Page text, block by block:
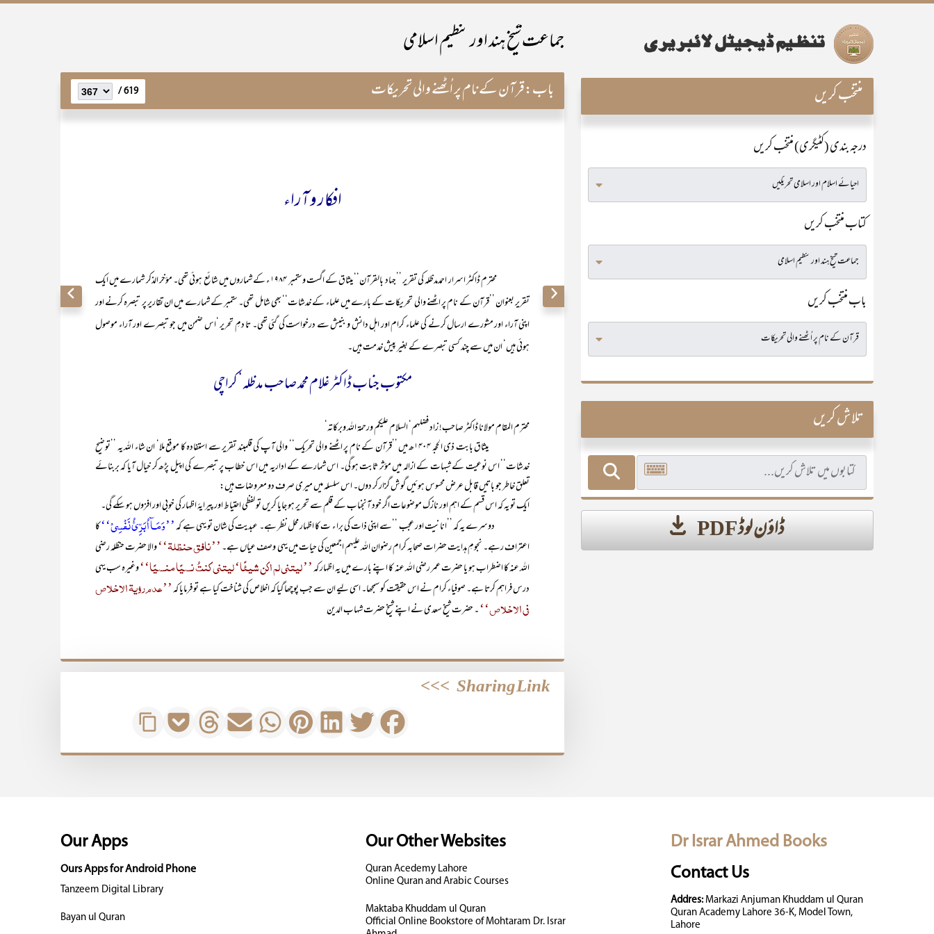
جماعت شیخ ہند اور تنظیم اسلامی
باب:قرآن کے نام پر اُٹھنے والی تحریکات 619 /
افکار و آراء
محترم ڈاکٹر اسرار احمدمدظلہ کی تقریر ’’جہاد بالقرآن‘‘ میثاق کے اگست وستمبر ۱۹۸۴ ء کے شماروں میں شائع ہوئی تھی۔ مؤخر الذکر شمارے میں ایک
تقریر بعنوان ’’قرآن کے نام پر اٹھنے والی تحریکات کے بارے میں علماء کے خدشات‘‘ بھی شامل تھی۔ ستمبر کے شمارے میں ان تقاریر پر تبصرہ کرنے اور
اپنی آراء اور مشورے ارسال کرنے کی علماء کرام اور اہل دانش و بنیش سے درخواست کی گئی تھی۔ تا دمِ تحریر ‘اس ضمن میں جو تبصرے اور آراء موصول
ہوئی ہیں‘ ان میں سے چند کسی تبصرے کے بغیر پیش خدمت ہیں۔
مکتوب جناب ڈاکٹر غلام محمد صاحب مدظلہ‘ کراچی
محترم المقام مولانا ڈاکٹر صاحب! زاد فضلہم‘ السلام علیکم ورحمۃ اللہ وبرکاتہ‘
میثاق بابت ذی الحجہ ۱۴۰۴ھ میں ’’قرآن کے نام پر اٹھنے والی تحریک‘‘ والی آپ کی قلمبند تقریر سے استفادہ کا موقع ملا‘ ان شاء اللہ یہ ’’توضیح
خدشات‘‘ اس نوعیت کے شبہات کے ازالہ میں مؤثر ثابت ہو گی۔ اس شمارے کے اداریہ میں اس خطاب پر تبصرے کی اپیل پڑھ کر خیال آیا کہ بربنائے
تعلق خاطر جو باتیں قابل عرض محسوس ہوئیں گوش گزار کر دوں۔ اس سلسلہ میں میری صرف دو معروضات ہیں:
ایک تو یہ کہ اس قسم کے اہم اور نازک موضوعات اگر خود آنجناب کے قلم سے تحریر ہو جایا کریں تو لفظی احتیاط اور پیرایۂ اظہار کی خوبی اور افزوں ہو سکے گی۔
دوسرے یہ کہ ’’انانیت اور عجب ‘‘سے اپنی ذات کی برا ء ت کا اظہار محل نظر ہے۔ عبدیت کی شان تو یہی ہے کہ’’وَمَـآ اُبَرِّیُٔ نَفْسِیْ‘‘کا
اعتراف رہے۔ نجومِ ہدایت حضرات صحابہ کرام رضوان اللہ علیہم اجمعین کی حیات میں یہی وصف عیاں ہے۔’’نافق حنظلۃ‘‘والا حضرت حنظلہ رضی
اللہ عنہ کا اضطراب ہو یا حضرت عمر رضی اللہ عنہ کا اپنے بارے میں یہ اظہار کہ’’ لیتنی لم اکن شیئًا‘ لیتنی کنتُ نسیًا منسیًا‘‘وغیرہ سب یہی
درس فراہم کرتا ہے۔ صوفیاء کرام نے اس حقیقت کو سمجھا۔ اسی لیے ان سے جب پوچھا گیا کہ اخلاص کی شناخت کیا ہے تو فرمایا کہ’’عدم رؤیۃ الاخلاص
فی الاخلاص‘‘۔ حضرت شیخ سعدی نے اپنے شیخ حضرت شہاب الدین
Sharing Link
>>>
منتخب کریں
درجہ بندی (کٹیگری) منتخب کریں
کتاب منتخب کریں
باب منتخب کریں
تلاش کریں
ڈاؤن لوڈ PDF
Dr Israr Ahmed Books
Contact Us
Addres:Markazi Anjuman Khuddam ul Quran
Quran Academy Lahore 36-K, Model Town,
Lahore
Our Other Websites
Quran Acedemy Lahore
Online Quran and Arabic Courses
Maktaba Khuddam ul Quran
Official Online Bookstore of Mohtaram Dr. Israr
Our Apps
Ours Apps for Android Phone
Tanzeem Digital Library
Bayan ul Quran